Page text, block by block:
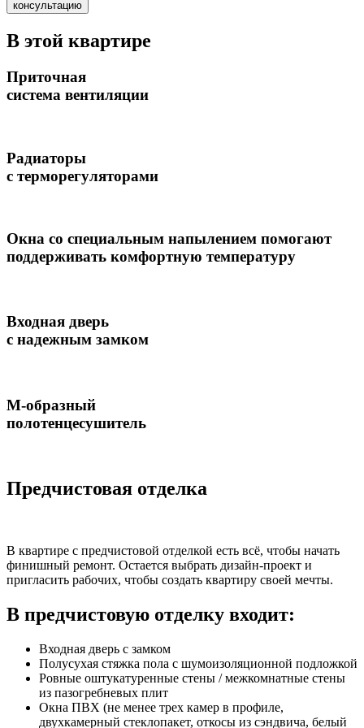
консультацию
В этой квартире
Приточная
система вентиляции
Радиаторы
с терморегуляторами
Окна со специальным напылением помогают
поддерживать комфортную температуру
Входная дверь
с надежным замком
М-образный
полотенцесушитель
Предчистовая отделка
В квартире с предчистовой отделкой есть всё, чтобы начать
финишный ремонт. Остается выбрать дизайн-проект и
пригласить рабочих, чтобы создать квартиру своей мечты.
В предчистовую отделку входит:
Входная дверь с замком
Полусухая стяжка пола с шумоизоляционной подложкой
Ровные оштукатуренные стены / межкомнатные стены
из пазогребневых плит
Окна ПВХ (не менее трех камер в профиле,
двухкамерный стеклопакет, откосы из сэндвича, белый